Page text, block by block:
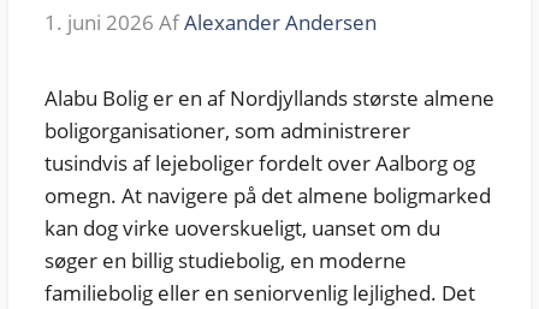
1. juni 2026 AfAlexander Andersen
Alabu Bolig er en af Nordjyllands største almene
boligorganisationer, som administrerer
tusindvis af lejeboliger fordelt over Aalborg og
omegn. At navigere på det almene boligmarked
kan dog virke uoverskueligt, uanset om du
søger en billig studiebolig, en moderne
familiebolig eller en seniorvenlig lejlighed. Det